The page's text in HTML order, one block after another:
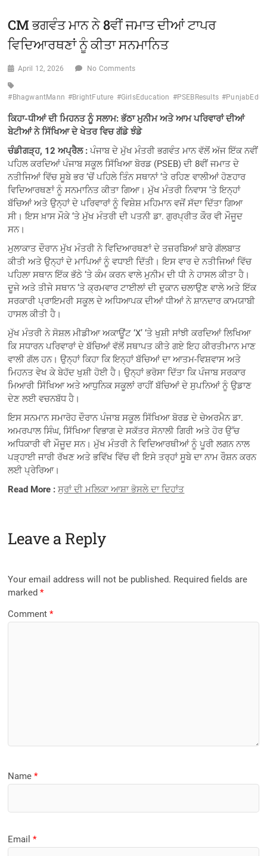
CM ਭਗਵੰਤ ਮਾਨ ਨੇ 8ਵੀਂ ਜਮਾਤ ਦੀਆਂ ਟਾਪਰ
ਵਿਦਿਆਰਥਣਾਂ ਨੂੰ ਕੀਤਾ ਸਨਮਾਨਿਤ
April 12, 2026 No Comments
#BhagwantMann #BrightFuture #GirlsEducation #PSEBResults
ਕਿਹਾ-ਧੀਆਂ ਦੀ ਮਿਹਨਤ ਨੂੰ ਸਲਾਮ: ਭੱਠਾ ਮੁਨੀਮ ਅਤੇ ਆਮ ਪਰਿਵਾਰਾਂ ਦੀਆਂ
ਬੇਟੀਆਂ ਨੇ ਸਿੱਖਿਆ ਦੇ ਖੇਤਰ ਵਿਚ ਗੱਡੇ ਝੰਡੇ
ਚੰਡੀਗੜ੍ਹ, 12 ਅਪ੍ਰੈਲ : ਪੰਜਾਬ ਦੇ ਮੁੱਖ ਮੰਤਰੀ ਭਗਵੰਤ ਮਾਨ ਵੱਲੋਂ ਅੱਜ ਇੱਕ ਨਵੀਂ
ਪਹਿਲ ਕਰਦਿਆਂ ਪੰਜਾਬ ਸਕੂਲ ਸਿੱਖਿਆ ਬੋਰਡ (PSEB) ਦੀ 8ਵੀਂ ਜਮਾਤ ਦੇ
ਨਤੀਜਿਆਂ ਵਿੱਚ ਸੂਬੇ ਭਰ ‘ਚੋਂ ਪਹਿਲੇ ਤਿੰਨ ਸਥਾਨਾਂ ‘ਤੇ ਰਹਿਣ ਵਾਲੀਆਂ ਹੋਣਹਾਰ
ਵਿਦਿਆਰਥਣਾਂ ਨੂੰ ਸਨਮਾਨਿਤ ਕੀਤਾ ਗਿਆ। ਮੁੱਖ ਮੰਤਰੀ ਨਿਵਾਸ ‘ਤੇ ਇਨ੍ਹਾਂ
ਬੱਚਿਆਂ ਅਤੇ ਉਨ੍ਹਾਂ ਦੇ ਪਰਿਵਾਰਾਂ ਨੂੰ ਵਿਸ਼ੇਸ਼ ਮਹਿਮਾਨ ਵਜੋਂ ਸੱਦਾ ਦਿੱਤਾ ਗਿਆ
ਸੀ। ਇਸ ਖ਼ਾਸ ਮੌਕੇ ‘ਤੇ ਮੁੱਖ ਮੰਤਰੀ ਦੀ ਪਤਨੀ ਡਾ. ਗੁਰਪ੍ਰੀਤ ਕੌਰ ਵੀ ਮੌਜੂਦ
ਸਨ।
ਮੁਲਾਕਾਤ ਦੌਰਾਨ ਮੁੱਖ ਮੰਤਰੀ ਨੇ ਵਿਦਿਆਰਥਣਾਂ ਦੇ ਤਜ਼ਰਬਿਆਂ ਬਾਰੇ ਗੱਲਬਾਤ
ਕੀਤੀ ਅਤੇ ਉਨ੍ਹਾਂ ਦੇ ਮਾਪਿਆਂ ਨੂੰ ਵਧਾਈ ਦਿੱਤੀ। ਇਸ ਵਾਰ ਦੇ ਨਤੀਜਿਆਂ ਵਿੱਚ
ਪਹਿਲਾ ਸਥਾਨ ਇੱਕ ਭੱਠੇ ‘ਤੇ ਕੰਮ ਕਰਨ ਵਾਲੇ ਮੁਨੀਮ ਦੀ ਧੀ ਨੇ ਹਾਸਲ ਕੀਤਾ ਹੈ।
ਦੂਜੇ ਅਤੇ ਤੀਜੇ ਸਥਾਨ ‘ਤੇ ਕ੍ਰਮਵਾਰ ਟਾਈਲਾਂ ਦੀ ਦੁਕਾਨ ਚਲਾਉਣ ਵਾਲੇ ਅਤੇ ਇੱਕ
ਸਰਕਾਰੀ ਪ੍ਰਾਇਮਰੀ ਸਕੂਲ ਦੇ ਅਧਿਆਪਕ ਦੀਆਂ ਧੀਆਂ ਨੇ ਸ਼ਾਨਦਾਰ ਕਾਮਯਾਬੀ
ਹਾਸਲ ਕੀਤੀ ਹੈ।
ਮੁੱਖ ਮੰਤਰੀ ਨੇ ਸੋਸ਼ਲ ਮੀਡੀਆ ਅਕਾਊਂਟ ‘X’ ‘ਤੇ ਖੁਸ਼ੀ ਸਾਂਝੀ ਕਰਦਿਆਂ ਲਿਖਿਆ
ਕਿ ਸਧਾਰਨ ਪਰਿਵਾਰਾਂ ਦੇ ਬੱਚਿਆਂ ਵੱਲੋਂ ਸਥਾਪਤ ਕੀਤੇ ਗਏ ਇਹ ਕੀਰਤੀਮਾਨ ਮਾਣ
ਵਾਲੀ ਗੱਲ ਹਨ। ਉਨ੍ਹਾਂ ਕਿਹਾ ਕਿ ਇਨ੍ਹਾਂ ਬੱਚਿਆਂ ਦਾ ਆਤਮ-ਵਿਸ਼ਵਾਸ ਅਤੇ
ਮਿਹਨਤ ਵੇਖ ਕੇ ਬੇਹੱਦ ਖੁਸ਼ੀ ਹੋਈ ਹੈ। ਉਨ੍ਹਾਂ ਭਰੋਸਾ ਦਿੱਤਾ ਕਿ ਪੰਜਾਬ ਸਰਕਾਰ
ਮਿਆਰੀ ਸਿੱਖਿਆ ਅਤੇ ਆਧੁਨਿਕ ਸਕੂਲਾਂ ਰਾਹੀਂ ਬੱਚਿਆਂ ਦੇ ਸੁਪਨਿਆਂ ਨੂੰ ਉਡਾਣ
ਦੇਣ ਲਈ ਵਚਨਬੱਧ ਹੈ।
ਇਸ ਸਨਮਾਨ ਸਮਾਰੋਹ ਦੌਰਾਨ ਪੰਜਾਬ ਸਕੂਲ ਸਿੱਖਿਆ ਬੋਰਡ ਦੇ ਚੇਅਰਮੈਨ ਡਾ.
ਅਮਰਪਾਲ ਸਿੰਘ, ਸਿੱਖਿਆ ਵਿਭਾਗ ਦੇ ਸਕੱਤਰ ਸੋਨਾਲੀ ਗਿਰੀ ਅਤੇ ਹੋਰ ਉੱਚ
ਅਧਿਕਾਰੀ ਵੀ ਮੌਜੂਦ ਸਨ। ਮੁੱਖ ਮੰਤਰੀ ਨੇ ਵਿਦਿਆਰਥੀਆਂ ਨੂੰ ਪੂਰੀ ਲਗਨ ਨਾਲ
ਪੜ੍ਹਾਈ ਜਾਰੀ ਰੱਖਣ ਅਤੇ ਭਵਿੱਖ ਵਿੱਚ ਵੀ ਇਸੇ ਤਰ੍ਹਾਂ ਸੂਬੇ ਦਾ ਨਾਮ ਰੌਸ਼ਨ ਕਰਨ
ਲਈ ਪ੍ਰੇਰਿਆ।
Read More :ਸੁਰਾਂ ਦੀ ਮਲਿਕਾ ਆਸ਼ਾ ਭੋਸਲੇ ਦਾ ਦਿਹਾਂਤ
Leave a Reply
Your email address will not be published. Required fields are
marked*
Comment*
Name*
Email*